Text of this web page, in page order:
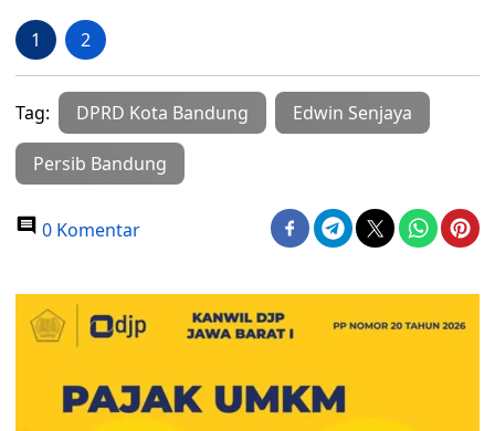
1 2
Tag: DPRD Kota Bandung Edwin Senjaya
Persib Bandung
0 Komentar